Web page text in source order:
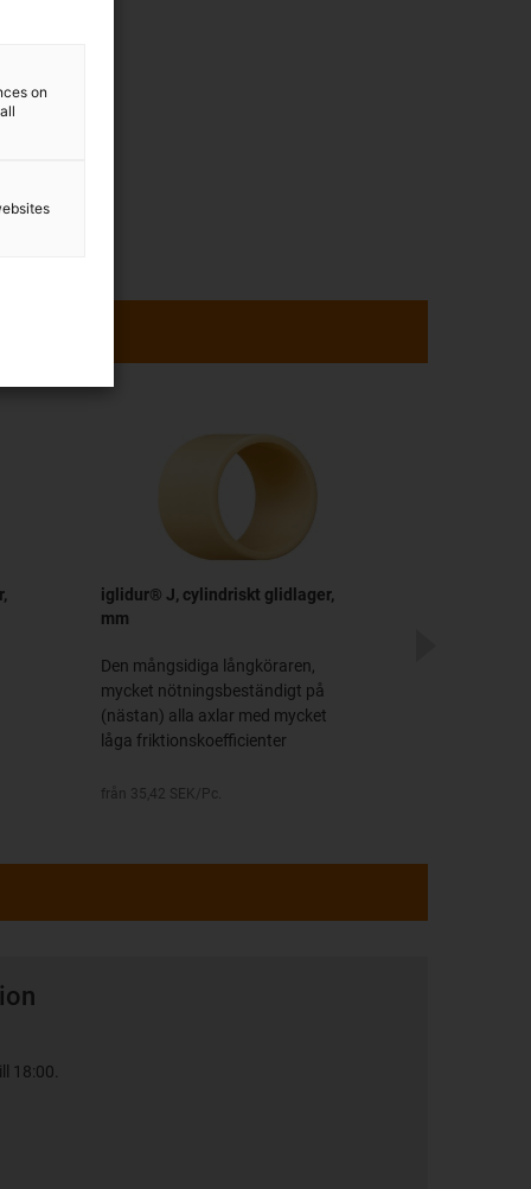
eller
iglidur® J, cylindriskt glidlager,
mm
Den mångsidiga långköraren,
mycket nötningsbeständigt på
(nästan) alla axlar med mycket
låga friktionskoefficienter
från 35,42 SEK/Pc.
18:00.
on